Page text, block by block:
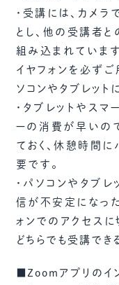
・受講には、カメ
とし、他の受講者
組み込まれていま
イヤフォンを必ずご
ソコンやタブレット
・タブレットやスマ
ーの消費が早いの
ておく、休憩時間
要です。
・パソコンやタブ
信が不安定になっ
ォンでのアクセス
どちらでも受講でき
■Zoomアプリのイ